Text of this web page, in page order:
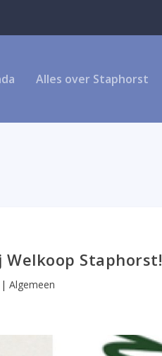
Alles over Staphorst
Staphorst!
|Algemeen